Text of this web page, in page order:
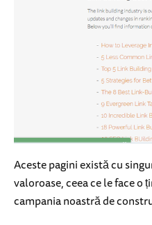
Aceste pagini există cu
valoroase, ceea ce le face
campania noastră de